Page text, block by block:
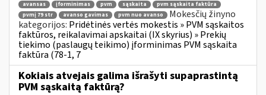
avansas įforminimas pvm sąskaita
pvm sąskaita faktūra
pvmį 79 str
avanso gavimas pvm nuo avanso
Mokesčių žinyno
kategorijos: Pridėtinės vertės mokestis » PVM sąskaitos
faktūros, reikalavimai apskaitai (IX skyrius) » Prekių
tiekimo (paslaugų teikimo) įforminimas PVM sąskaita
faktūra (78-1, 7
Kokiais atvejais galima išrašyti supaprastintą
PVM sąskaitą faktūrą?